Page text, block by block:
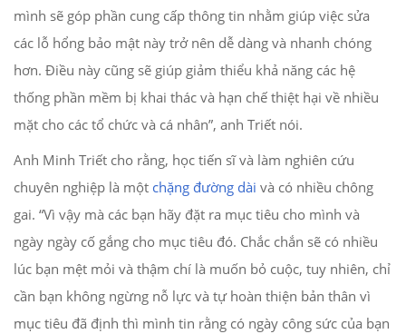
mình sẽ góp phần cung cấp thông tin nhằm giúp việc sửa
các lỗ hổng bảo mật này trở nên dễ dàng và nhanh chóng
hơn. Điều này cũng sẽ giúp giảm thiểu khả năng các hệ
thống phần mềm bị khai thác và hạn chế thiệt hại về nhiều
mặt cho các tổ chức và cá nhân”, anh Triết nói.
Anh Minh Triết cho rằng, học tiến sĩ và làm nghiên cứu
chuyên nghiệp là một chặng đường dài và có nhiều chông
gai. “Vì vậy mà các bạn hãy đặt ra mục tiêu cho mình và
ngày ngày cố gắng cho mục tiêu đó. Chắc chắn sẽ có nhiều
lúc bạn mệt mỏi và thậm chí là muốn bỏ cuộc, tuy nhiên, chỉ
cần bạn không ngừng nỗ lực và tự hoàn thiện bản thân vì
mục tiêu đã định thì mình tin rằng có ngày công sức của bạn